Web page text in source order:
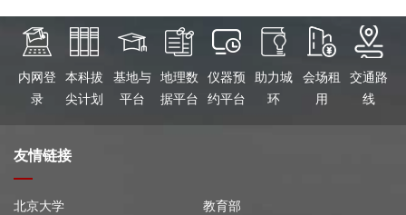
内网登
录
本科拔
尖计划
基地与
平台
地理数
据平台
仪器预
约平台
助力城
环
会场租
用
交通路
线
友情链接
北京大学
教育部